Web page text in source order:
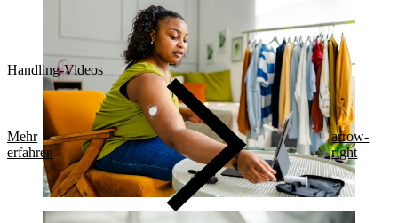
Handling-Videos
Mehr
erfahren
arrow-
right